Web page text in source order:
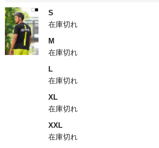
S
在庫切れ
M
在庫切れ
L
在庫切れ
XL
在庫切れ
XXL
在庫切れ